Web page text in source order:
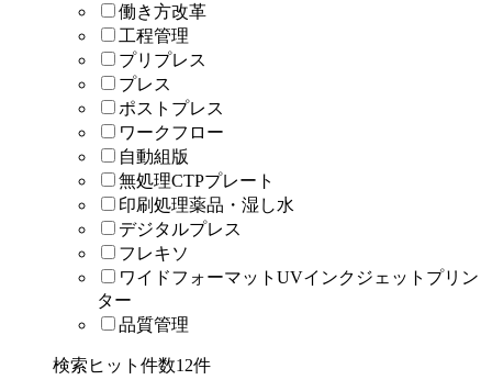
働き方改革
工程管理
プリプレス
プレス
ポストプレス
ワークフロー
自動組版
無処理CTPプレート
印刷処理薬品・湿し水
デジタルプレス
フレキソ
ワイドフォーマットUVインクジェットプリン
ター
品質管理
検索ヒット件数12件